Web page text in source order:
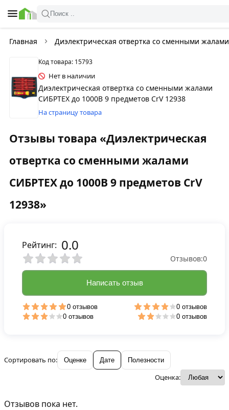
Поиск ..
Главная Диэлектрическая отвертка со сменными
Код товара: 15793
Нет в наличии
Диэлектрическая отвертка со сменными жалами
СИБРТЕХ до 1000В 9 предметов CrV 12938
На страницу товара
Отзывы товара «Диэлектрическая
отвертка со сменными жалами
СИБРТЕХ до 1000В 9 предметов CrV
12938»
Сортировать по: Оценке Дате Полезности
Оценка:
Отзывов пока нет.
Рейтинг: 0.0
Отзывов:0
Написать отзыв
0 отзывов
0 отзывов
0 отзывов
0 отзывов